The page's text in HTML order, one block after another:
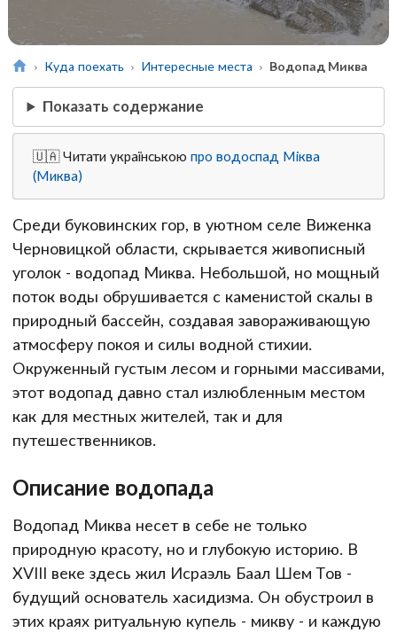
Куда поехать Интересные места Водопад Миква
Показать содержание
🇺🇦 Читати українськоюпро водоспад Міква
(Миква)
Среди буковинских гор, в уютном селе Виженка
Черновицкой области, скрывается живописный
уголок - водопад Миква. Небольшой, но мощный
поток воды обрушивается с каменистой скалы в
природный бассейн, создавая завораживающую
атмосферу покоя и силы водной стихии.
Окруженный густым лесом и горными массивами,
этот водопад давно стал излюбленным местом
как для местных жителей, так и для
путешественников.
Описание водопада
Водопад Миква несет в себе не только
природную красоту, но и глубокую историю. В
XVIII веке здесь жил Исраэль Баал Шем Тов -
будущий основатель хасидизма. Он обустроил в
этих краях ритуальную купель - микву - и каждую